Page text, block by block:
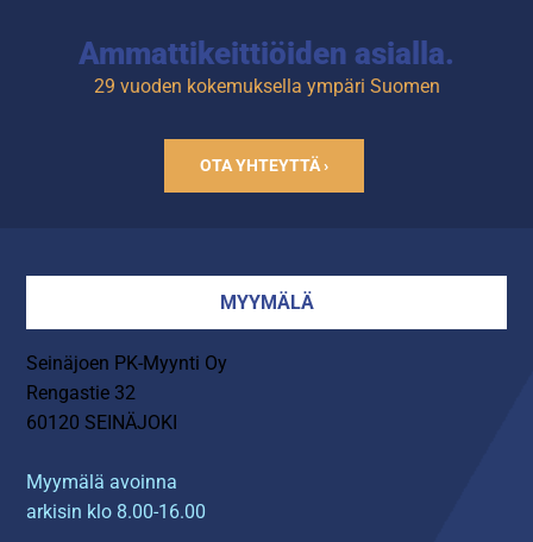
Ammattikeittiöiden asialla.
29 vuoden kokemuksella ympäri Suomen
OTA YHTEYTTÄ ›
MYYMÄLÄ
Seinäjoen PK-Myynti Oy
Rengastie 32
60120 SEINÄJOKI
Myymälä avoinna
arkisin klo 8.00-16.00